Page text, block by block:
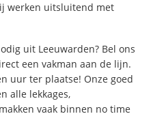
werken uitsluitend met
uit Leeuwarden? Bel ons
een vakman aan de lijn.
uur ter plaatse! Onze goed
alle lekkages,
vaak binnen no time